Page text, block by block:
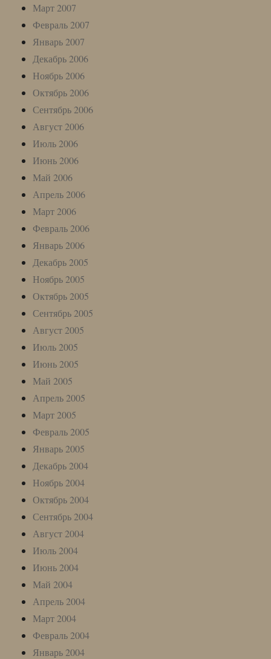
Март 2007
Февраль 2007
Январь 2007
Декабрь 2006
Ноябрь 2006
Октябрь 2006
Сентябрь 2006
Август 2006
Июль 2006
Июнь 2006
Май 2006
Апрель 2006
Март 2006
Февраль 2006
Январь 2006
Декабрь 2005
Ноябрь 2005
Октябрь 2005
Сентябрь 2005
Август 2005
Июль 2005
Июнь 2005
Май 2005
Апрель 2005
Март 2005
Февраль 2005
Январь 2005
Декабрь 2004
Ноябрь 2004
Октябрь 2004
Сентябрь 2004
Август 2004
Июль 2004
Июнь 2004
Май 2004
Апрель 2004
Март 2004
Февраль 2004
Январь 2004